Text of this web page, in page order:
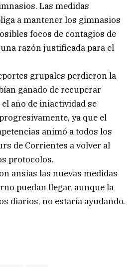
Las medidas
a mantener los gimnasios
focos de contagios de
razón justificada para el
grupales perdieron la
ganado de recuperar
año de iniactividad se
ya que el
animó a todos los
de Corrientes a volver al
protocolos.
ansias las nuevas medidas
puedan llegar, aunque la
diarios, no estaría ayudando.